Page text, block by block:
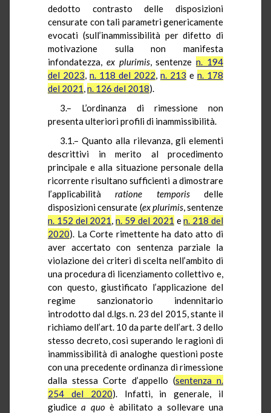
dedotto contrasto delle disposizioni
censurate con tali parametri genericamente
evocati (sull’inammissibilità per difetto di
motivazione sulla non manifesta
infondatezza, ex plurimis, sentenzen. 194
del 2023, n. 118 del 2022, n. 213 e n. 178
del 2021,n. 126 del 2018).
3.– L’ordinanza di rimessione non
presenta ulteriori profili di inammissibilità.
3.1.– Quanto alla rilevanza, gli elementi
descrittivi in merito al procedimento
principale e alla situazione personale della
ricorrente risultano sufficienti a dimostrare
l’applicabilitàratione temporisdelle
disposizioni censurate (explurimis, sentenze
n. 152 del 2021,n. 59 del 2021 en. 218 del
2020). La Corte rimettente ha dato atto di
aver accertato con sentenza parziale la
violazione dei criteri di scelta nell’ambito di
una procedura di licenziamento collettivo e,
con questo, giustificato l’applicazione del
regime sanzionatorio indennitario
introdotto dal d.lgs. n. 23 del 2015, stante il
richiamo dell’art. 10 da parte dell’art. 3 dello
stesso decreto, così superando le ragioni di
inammissibilità di analoghe questioni poste
con una precedente ordinanza di rimessione
dalla stessa Corte d’appello (sentenza n.
254 del 2020). Infatti, in generale, il
giudicea quoè abilitato a sollevare una